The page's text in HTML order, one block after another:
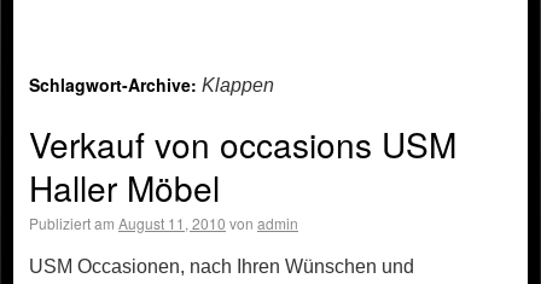
Schlagwort-Archive: Klappen
Verkauf von occasions USM
Haller Möbel
Publiziert am August 11, 2010 von admin
USM Occasionen, nach Ihren Wünschen und